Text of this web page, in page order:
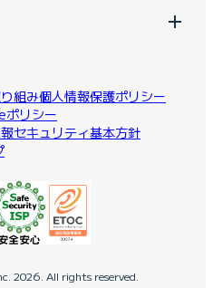
組み個人情報保護ポリシー
リシー
セキュリティ基本方針
2026. All rights reserved.